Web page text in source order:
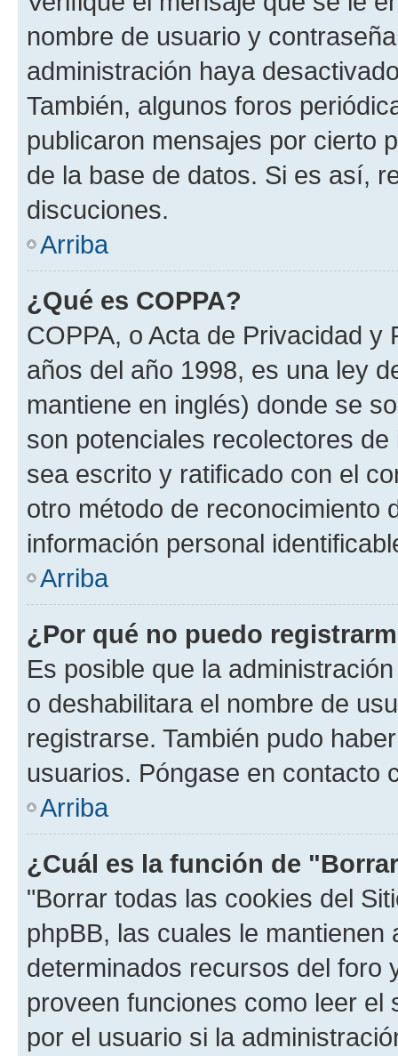
nombre de usuario y
administración haya
También, algunos foros
publicaron mensajes por cierto
de la base de datos. Si es así,
discuciones.
Arriba
¿Qué es COPPA?
COPPA, o Acta de Privacidad
años del año 1998, es una ley
mantiene en inglés) donde se
son potenciales recolectores
sea escrito y ratificado con el
otro método de reconocimiento
información personal
Arriba
¿Por qué no puedo
Es posible que la
o deshabilitara el nombre de
registrarse. También pudo
usuarios. Póngase en contacto
Arriba
¿Cuál es la función de
"Borrar todas las cookies del
phpBB, las cuales le
determinados recursos del foro
proveen funciones como leer el
por el usuario si la